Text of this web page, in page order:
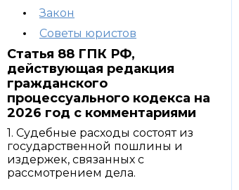
Закон
Советы юристов
Статья 88 ГПК РФ,
действующая редакция
гражданского
процессуального кодекса на
2026 год с комментариями
1. Судебные расходы состоят из
государственной пошлины и
издержек, связанных с
рассмотрением дела.